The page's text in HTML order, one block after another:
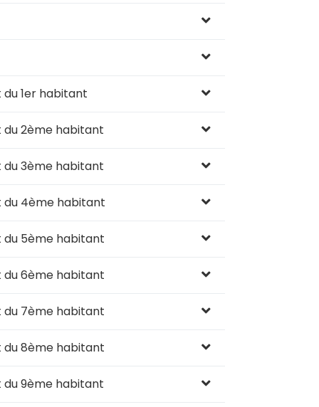
1er habitant
du 2ème habitant
du 3ème habitant
du 4ème habitant
du 5ème habitant
du 6ème habitant
du 7ème habitant
du 8ème habitant
du 9ème habitant